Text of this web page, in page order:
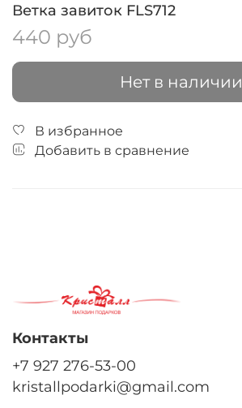
Ветка завиток FLS712
440 руб
Нет в наличии
В избранное
Добавить в сравнение
Контакты
+7 927 276-53-00
kristallpodarki@gmail.com